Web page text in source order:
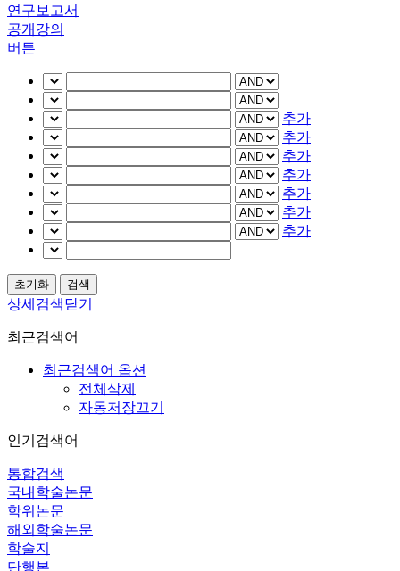
연구보고서
공개강의
버튼
추가
추가
추가
추가
추가
추가
추가
상세검색닫기
최근검색어
최근검색어 옵션
전체삭제
자동저장끄기
인기검색어
통합검색
국내학술논문
학위논문
해외학술논문
학술지
단행본